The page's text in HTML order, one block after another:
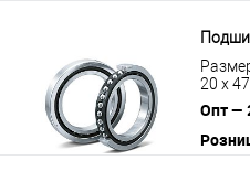
20 x
Опт —